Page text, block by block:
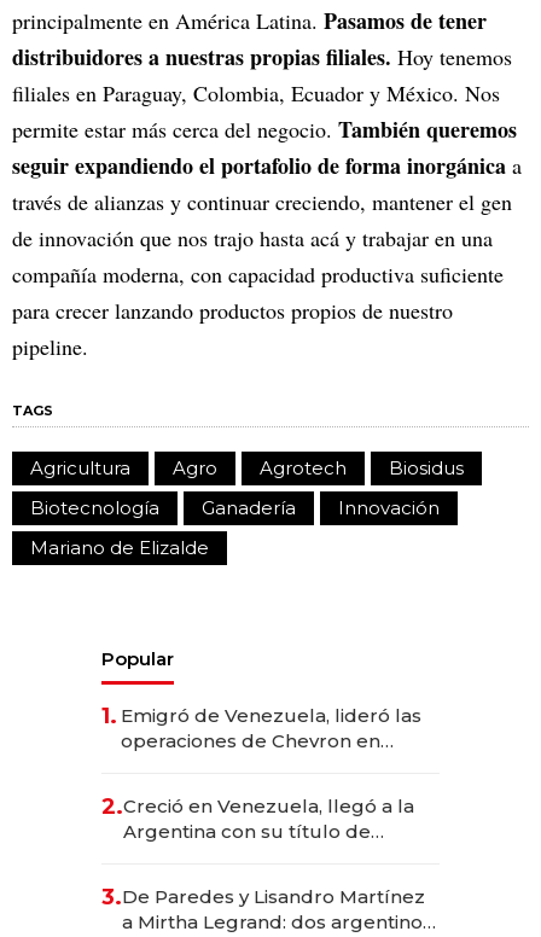
principalmente en América Latina. Pasamos de tener
distribuidores a nuestras propias filiales. Hoy tenemos
filiales en Paraguay, Colombia, Ecuador y México. Nos
permite estar más cerca del negocio. También queremos
seguir expandiendo el portafolio de forma inorgánica a
través de alianzas y continuar creciendo, mantener el gen
de innovación que nos trajo hasta acá y trabajar en una
compañía moderna, con capacidad productiva suficiente
para crecer lanzando productos propios de nuestro
pipeline.
TAGS
Agricultura Agro Agrotech
Biosidus
Biotecnología
Ganadería
Innovación
Mariano de Elizalde
Popular
1. Emigró de Venezuela, lideró las
operaciones de Chevron en
2.Creció en Venezuela, llegó a la
Argentina con su título de
las marcas "fast premium"
3.De Paredes y Lisandro Martínez
a Mirtha Legrand: dos argentinos